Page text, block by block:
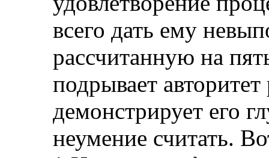
всего дать ему
рассчитанную на
подрывает
демонстрирует его
неумение считать.